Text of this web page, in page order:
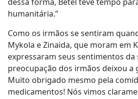
humanitária.”
Como os irmãos se sentiram
Mykola e Zinaida, que moram em
expressaram seus sentimentos da
preocupação dos irmãos deixou a
Muito obrigado mesmo pela
medicamentos! Nós vimos